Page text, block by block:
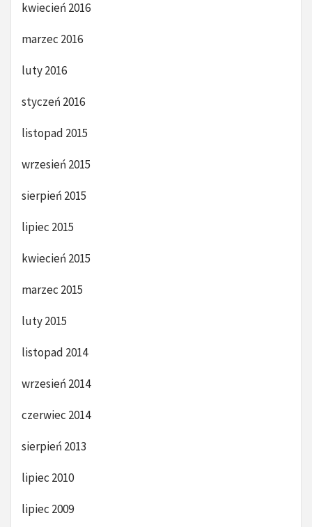
kwiecień 2016
marzec 2016
luty 2016
styczeń 2016
listopad 2015
wrzesień 2015
sierpień 2015
lipiec 2015
kwiecień 2015
marzec 2015
luty 2015
listopad 2014
wrzesień 2014
czerwiec 2014
sierpień 2013
lipiec 2010
lipiec 2009